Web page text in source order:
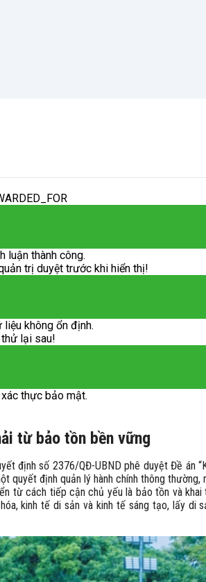
luận thành công.
trị duyệt trước khi hiển thị!
không ổn định.
lại sau!
thực bảo mật.
từ bảo tồn bền vững
định số 2376/QĐ-UBND phê duyệt Đề án
quyết định quản lý hành chính thông
từ cách tiếp cận chủ yếu là bảo tồn và
kinh tế di sản và kinh tế sáng tạo, lấy di